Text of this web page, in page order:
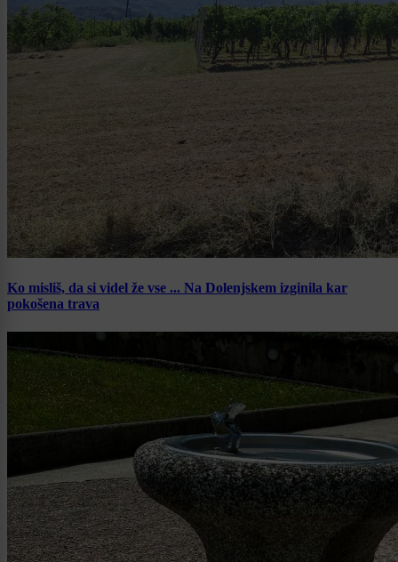
Ko misliš, da si videl že vse ... Na Dolenjskem izginila kar
pokošena trava